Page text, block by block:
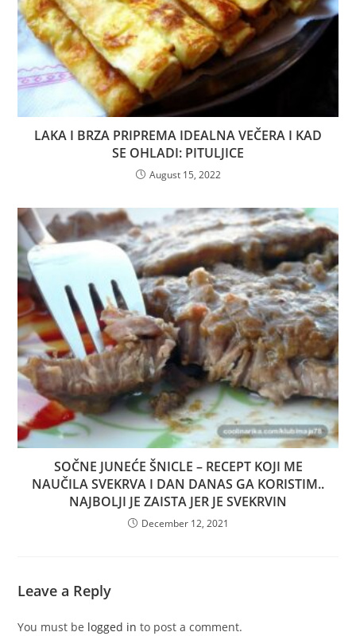
LAKA I BRZA PRIPREMA IDEALNA VEČERA I KAD
SE OHLADI: PITULJICE
August 15, 2022
SOČNE JUNEĆE ŠNICLE – RECEPT KOJI ME
NAUČILA SVEKRVA I DAN DANAS GA KORISTIM..
NAJBOLJI JE ZAISTA JER JE SVEKRVIN
December 12, 2021
Leave a Reply
You must be logged in to post a comment.